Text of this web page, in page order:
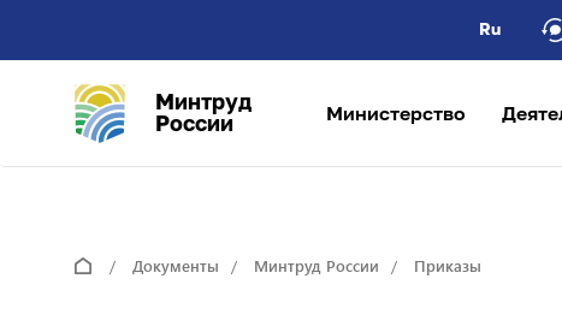
Ru
Минтруд
России
Министерство
Документы Минтруд России Приказы